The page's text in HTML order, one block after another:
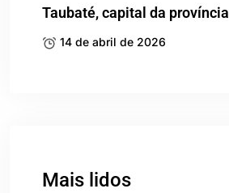
Taubaté, capital da província
14 de abril de 2026
Mais lidos